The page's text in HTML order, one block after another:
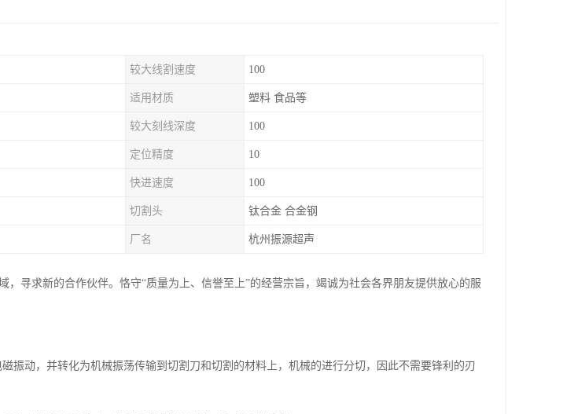
较大线割速度 100
适用材质 塑料 食品等
较大刻线深度 100
定位精度 10
快进速度 100
切割头 钛合金 合金钢
厂名 杭州振源超声
，寻求新的合作伙伴。恪守“质量为上、信誉至上”的经营宗旨，竭诚为社会各界朋友提供放心的服
振动，并转化为机械振荡传输到切割刀和切割的材料上，机械的进行分切，因此不需要锋利的刃